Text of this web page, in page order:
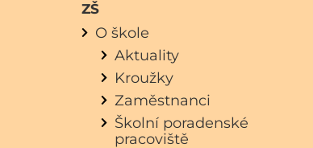
ZŠ
O škole
Aktuality
Kroužky
Zaměstnanci
Školní poradenské
pracoviště